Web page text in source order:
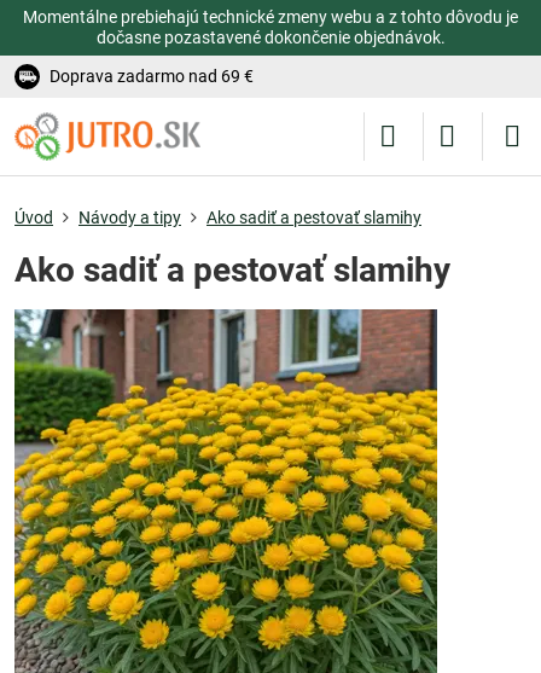
Momentálne prebiehajú technické zmeny webu a z tohto dôvodu je
dočasne pozastavené dokončenie objednávok.
Doprava zadarmo nad 69 €
Úvod Návody a tipy Ako sadiť a pestovať slamihy
Ako sadiť a pestovať slamihy